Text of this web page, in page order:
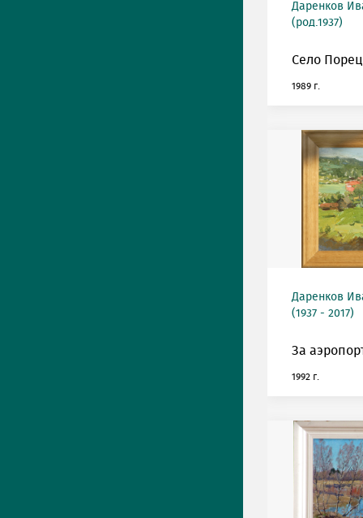
Даренков
(род.1937)
Село
1989 г.
Даренков
(1937 - 2017)
За
1992 г.